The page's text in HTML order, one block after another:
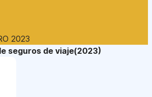
2023
seguros de viaje(2023)